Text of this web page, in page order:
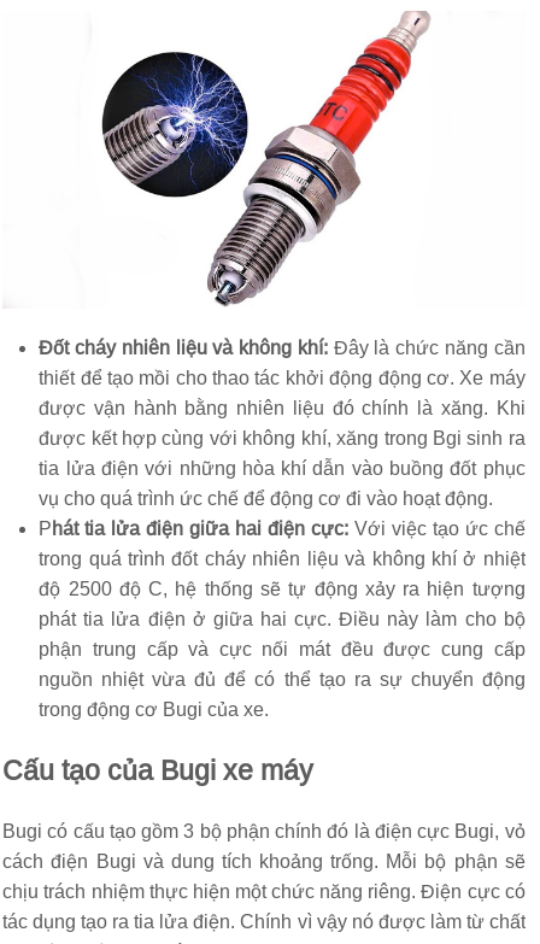
Đốt cháy nhiên liệu và không khí:Đây là chức năng cần
thiết để tạo mồi cho thao tác khởi động động cơ. Xe máy
được vận hành bằng nhiên liệu đó chính là xăng. Khi
được kết hợp cùng với không khí, xăng trong Bgi sinh ra
tia lửa điện với những hòa khí dẫn vào buồng đốt phục
vụ cho quá trình ức chế để động cơ đi vào hoạt động.
P hát tia lửa điện giữa hai điện cực:Với việc tạo ức chế
trong quá trình đốt cháy nhiên liệu và không khí ở nhiệt
độ 2500 độ C, hệ thống sẽ tự động xảy ra hiện tượng
phát tia lửa điện ở giữa hai cực. Điều này làm cho bộ
phận trung cấp và cực nối mát đều được cung cấp
nguồn nhiệt vừa đủ để có thể tạo ra sự chuyển động
trong động cơ Bugi của xe.
Cấu tạo của Bugi xe máy
Bugi có cấu tạo gồm 3 bộ phận chính đó là điện cực Bugi, vỏ
cách điện Bugi và dung tích khoảng trống. Mỗi bộ phận sẽ
chịu trách nhiệm thực hiện một chức năng riêng. Điện cực có
tác dụng tạo ra tia lửa điện. Chính vì vậy nó được làm từ chất